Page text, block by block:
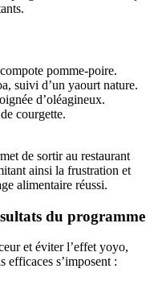
pomme-poire.
suivi d’un yaourt nature.
d’oléagineux.
courgette.
de sortir au restaurant
ainsi la frustration et
alimentaire réussi.
du programme
et éviter l’effet yoyo,
efficaces s’imposent :